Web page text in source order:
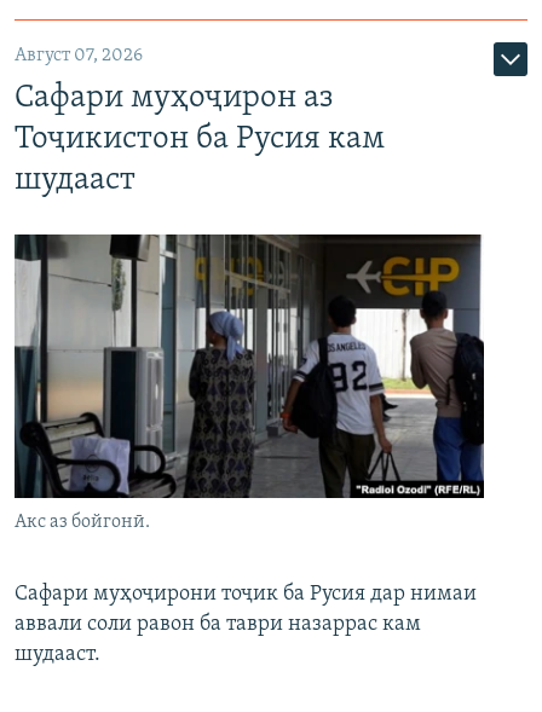
Август 07, 2026
Сафари муҳоҷирон аз
Тоҷикистон ба Русия кам
шудааст
Акс аз бойгонӣ.
Сафари муҳоҷирони тоҷик ба Русия дар нимаи
аввали соли равон ба таври назаррас кам
шудааст.